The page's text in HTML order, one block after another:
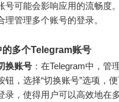
号可能会影响应用的流畅度
理管理多个账号的登录。
的多个Telegram账号
换账号 ：在Telegram中，
钮，选择“切换账号”选项，
录，使得用户可以高效地在